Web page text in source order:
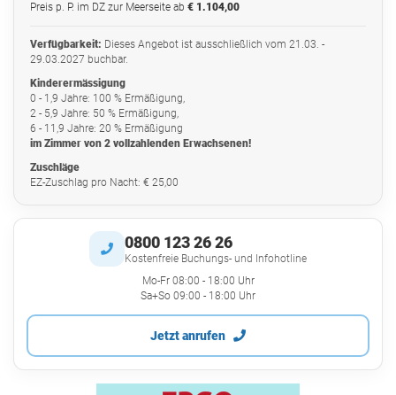
Preis p. P. im DZ zur Meerseite ab € 1.104,00
Verfügbarkeit: Dieses Angebot ist ausschließlich vom 21.03. -
29.03.2027 buchbar.
Kinderermässigung
0 - 1,9 Jahre: 100 % Ermäßigung,
2 - 5,9 Jahre: 50 % Ermäßigung,
6 - 11,9 Jahre: 20 % Ermäßigung
im Zimmer von 2 vollzahlenden Erwachsenen!
Zuschläge
EZ-Zuschlag pro Nacht: € 25,00
0800 123 26 26
Kostenfreie Buchungs- und Infohotline
Mo-Fr 08:00 - 18:00 Uhr
Sa+So 09:00 - 18:00 Uhr
Jetzt anrufen